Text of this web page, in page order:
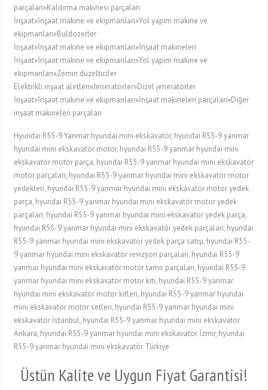
parçaları»Kaldırma makinesi parçaları
İnşaat»İnşaat makine ve ekipmanları»Yol yapım makine ve
ekipmanları»Buldozerler
İnşaat»İnşaat makine ve ekipmanları»İnşaat makineleri
İnşaat»İnşaat makine ve ekipmanları»Yol yapım makine ve
ekipmanları»Zemin düzelticiler
Elektrikli inşaat aletleri»Jeneratörler»Dizel jeneratörler
İnşaat»İnşaat makine ve ekipmanları»İnşaat makineleri parçaları»Diğer
inşaat makineleri parçaları
Hyundai R55-9 Yanmar hyundai mini ekskavatör, hyundai R55-9 yanmar
hyundai mini ekskavatör motor, hyundai R55-9 yanmar hyundai mini
ekskavatör motor parça, hyundai R55-9 yanmar hyundai mini ekskavatör
motor parçaları, hyundai R55-9 yanmar hyundai mini ekskavatör motor
yedekleri, hyundai R55-9 yanmar hyundai mini ekskavatör motor yedek
parça, hyundai R55-9 yanmar hyundai mini ekskavatör motor yedek
parçaları, hyundai R55-9 yanmar hyundai mini ekskavatör yedek parça,
hyundai R55-9 yanmar hyundai mini ekskavatör yedek parçaları, hyundai
R55-9 yanmar hyundai mini ekskavatör yedek parça satışı, hyundai R55-
9 yanmar hyundai mini ekskavatör revizyon parçaları, hyundai R55-9
yanmar hyundai mini ekskavatör motor tamir parçaları, hyundai R55-9
yanmar hyundai mini ekskavatör motor kiti, hyundai R55-9 yanmar
hyundai mini ekskavatör motor kitleri, hyundai R55-9 yanmar hyundai
mini ekskavatör motor setleri, hyundai R55-9 yanmar hyundai mini
ekskavatör İstanbul, hyundai R55-9 yanmar hyundai mini ekskavatör
Ankara, hyundai R55-9 yanmar hyundai mini ekskavatör İzmir, hyundai
R55-9 yanmar hyundai mini ekskavatör Türkiye
Üstün Kalite ve Uygun Fiyat Garantisi!